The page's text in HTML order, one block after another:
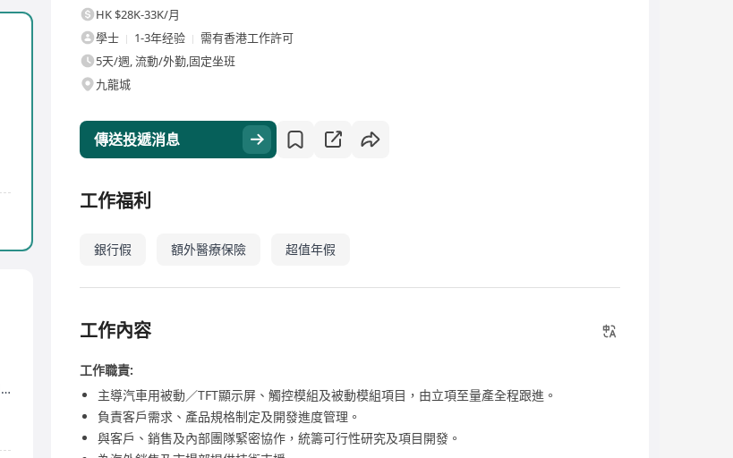
Familiar w/global reguatory requirments & factory standards(ISO9001)
HK $28K-33K/月
學士
1-3年经验
需有香港工作許可
5天/週, 流動/外勤,固定坐班
九龍城
傳送投遞消息
工作福利
銀行假 額外醫療保險 超值年假
工作內容
工作職責:
主導汽車用被動／TFT顯示屏、觸控模組及被動模組項目，由立項至量產全程跟進。
負責客戶需求、產品規格制定及開發進度管理。
與客戶、銷售及內部團隊緊密協作，統籌可行性研究及項目開發。